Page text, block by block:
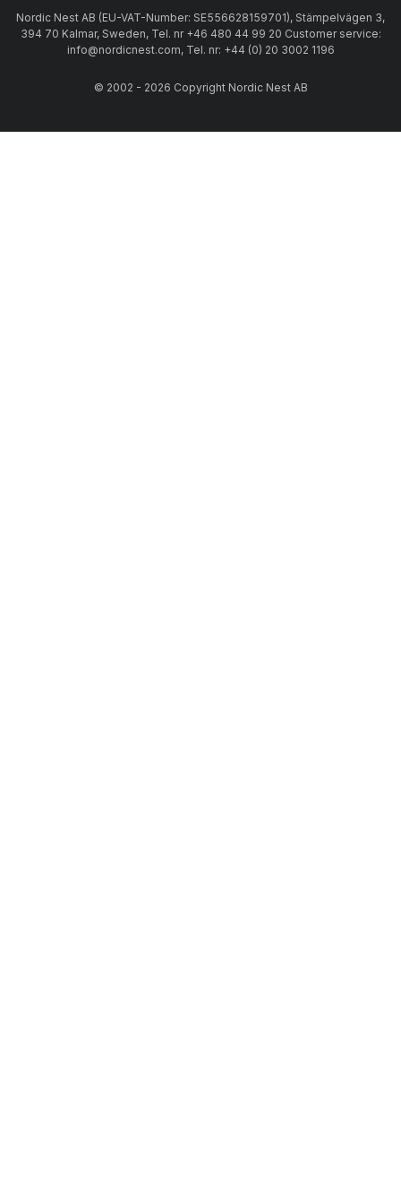
Nordic Nest AB (EU-VAT-Number: SE556628159701), Stämpelvägen 3,
394 70 Kalmar, Sweden, Tel. nr +46 480 44 99 20 Customer service:
info@nordicnest.com, Tel. nr: +44 (0) 20 3002 1196
© 2002 - 2026 Copyright Nordic Nest AB